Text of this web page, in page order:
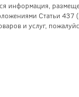
информация,
Статьи
и услуг,